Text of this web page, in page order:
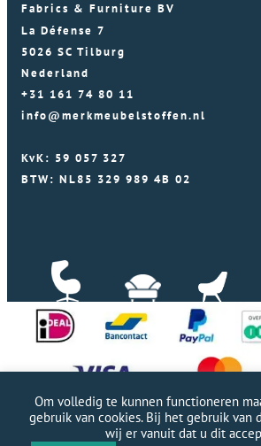
Fabrics & Furniture BV
La Défense 7
5026 SC Tilburg
Nederland
+31 161 74 80 11
info@merkmeubelstoffen.nl
KvK: 59 057 327
BTW: NL85 329 989 4B 02
Professionele WordPress website
Om volledig te kunnen functioneren
gebruik van cookies. Bij het gebruik van
wij er vanuit dat u dit